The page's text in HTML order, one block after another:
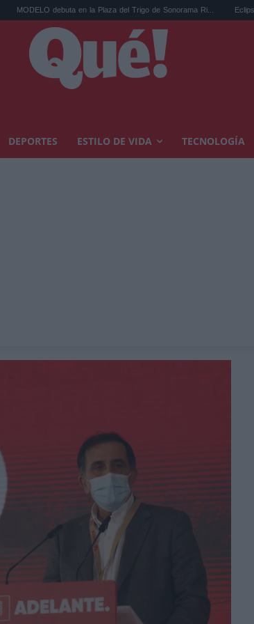
debuta en la Plaza del Trigo de Sonorama Ri... Eclipse solar en
DEPORTES ESTILO DE VIDA TECNOLOGÍA